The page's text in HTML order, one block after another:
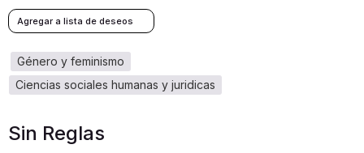
ciencias sociales humanas y juridicas
género y feminismo
Sin Reglas